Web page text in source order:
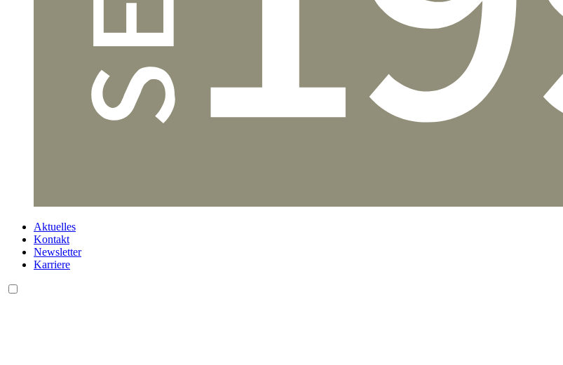
Aktuelles
Kontakt
Newsletter
Karriere